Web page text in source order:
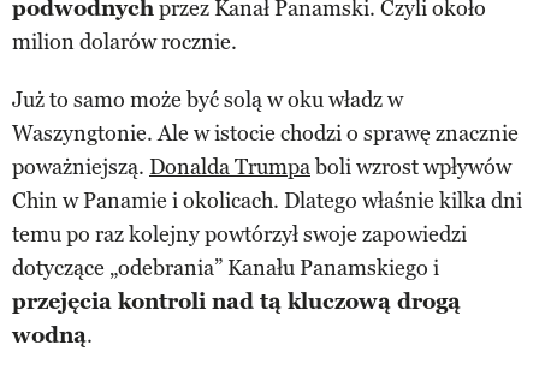
podwodnychprzez Kanał Panamski. Czyli około
milion dolarów rocznie.
Już to samo może być solą w oku władz w
Waszyngtonie. Ale w istocie chodzi o sprawę znacznie
poważniejszą. Donalda Trumpaboli wzrost wpływów
Chin w Panamie i okolicach. Dlatego właśnie kilka dni
temu po raz kolejny powtórzył swoje zapowiedzi
dotyczące „odebrania” Kanału Panamskiego i
przejęcia kontroli nad tą kluczową drogą
wodną.